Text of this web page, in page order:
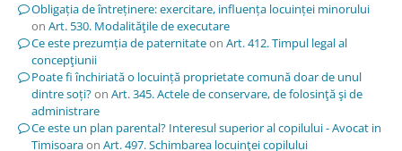
Obligația de întreținere: exercitare, influența locuinței minorului
on Art. 530. Modalităţile de executare
Ce este prezumția de paternitateon Art. 412. Timpul legal al
concepţiunii
Poate fi închiriată o locuință proprietate comună doar de unul
dintre soți?on Art. 345. Actele de conservare, de folosinţă şi de
administrare
Ce este un plan parental? Interesul superior al copilului - Avocat in
Timisoaraon Art. 497. Schimbarea locuinţei copilului